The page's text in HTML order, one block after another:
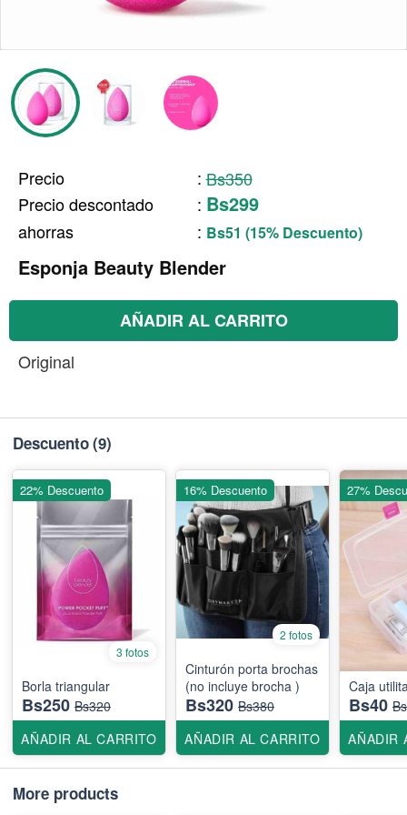
Precio : Bs350
Precio descontado
: Bs299
ahorras : Bs51 (15% Descuento)
Esponja Beauty Blender
AÑADIR AL CARRITO
Original
Descuento(9)
3 fotos
Borla triangular
Bs250 Bs320
AÑADIR AL CARRITO
22% Descuento
2 fotos
Cinturón porta brochas
(no incluye brocha )
Bs320 Bs380
AÑADIR AL CARRITO
16% Descuento
Caja
Bs40
AÑADIR
27%
More products